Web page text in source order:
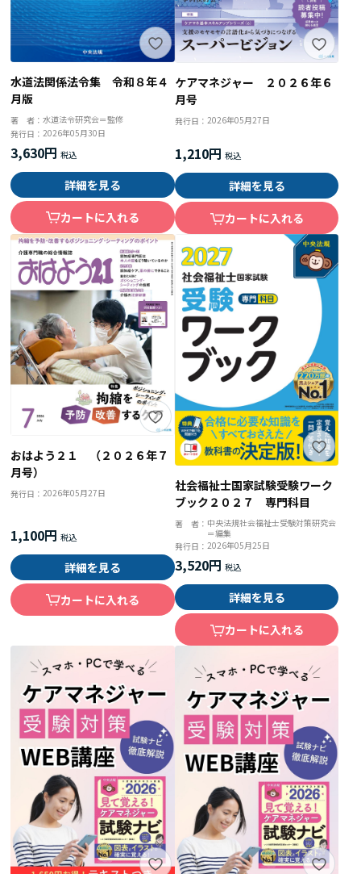
水道法関係法令集 令和８年４
月版
著 者：水道法令研究会＝監修
発行日：2026年05月30日
3,630円
詳細を見る
カートに入れる
ケアマネジャー ２０２６年６
月号
発行日： 2026年05月27日
1,210円
詳細を見る
カートに入れる
おはよう２１ （２０２６年７
月号）
発行日：2026年05月27日
1,100円
詳細を見る
カートに入れる
社会福祉士国家試験受験ワーク
ブック２０２７ 専門科目
著 者： 中央法規社会福祉士受験対策研究会
＝編集
発行日： 2026年05月25日
3,520円
詳細を見る
カートに入れる